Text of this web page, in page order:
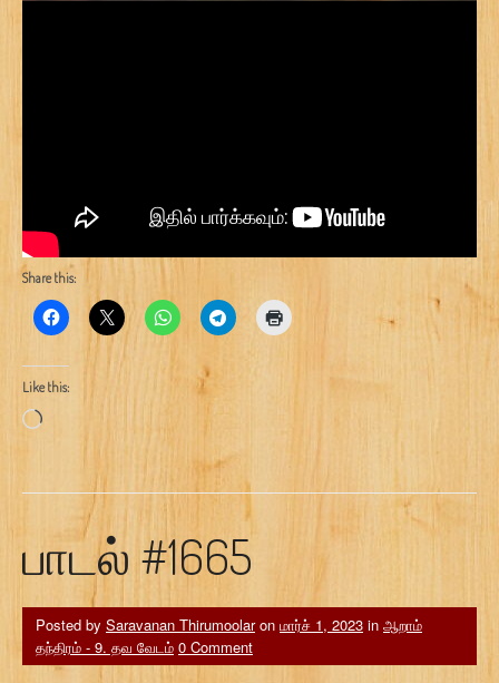
Share this:
Like this:
Loading…
பாடல் #1665
Posted by Saravanan Thirumoolaron மார்ச் 1, 2023 in ஆறாம்
தந்திரம் - 9. தவ வேடம் 0 Comment